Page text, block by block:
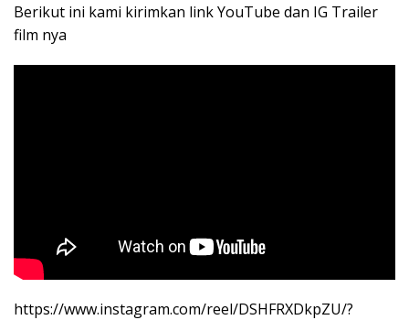
Berikut ini kami kirimkan link YouTube dan IG Trailer
film nya
https://www.instagram.com/reel/DSHFRXDkpZU/?